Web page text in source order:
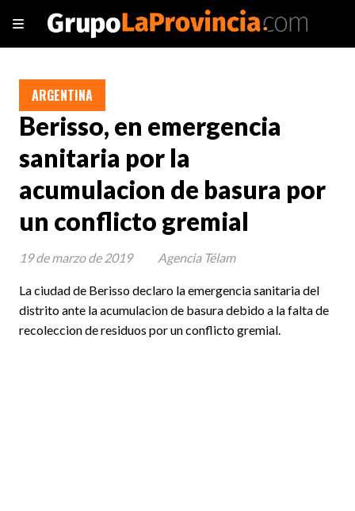
Berisso, en emergencia
sanitaria por la
acumulacion de basura por
un conflicto gremial
La ciudad de Berisso declaro la emergencia sanitaria del
distrito ante la acumulacion de basura debido a la falta de
recoleccion de residuos por un conflicto gremial.
ARGENTINA
19 de marzo de 2019 Agencia Télam